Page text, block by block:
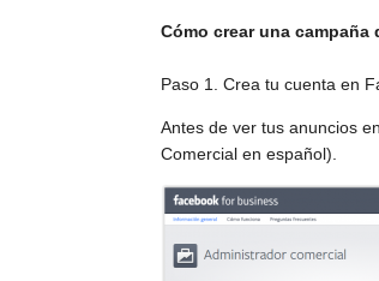
Cómo crear una
Paso 1. Crea tu cuenta en
Antes de ver tus anuncios
Comercial en español).